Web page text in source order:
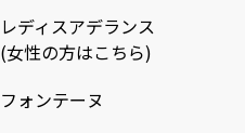
レディスアデランス
(女性の方はこちら)
フォンテーヌ